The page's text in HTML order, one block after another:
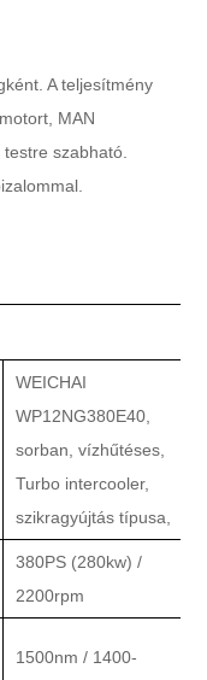
A teljesítmény
MAN
szabható.
WEICHAI
WP12NG380E40,
sorban, vízhűtéses,
Turbo intercooler,
szikragyújtás típusa,
380PS (280kw) /
2200rpm
1500nm / 1400-